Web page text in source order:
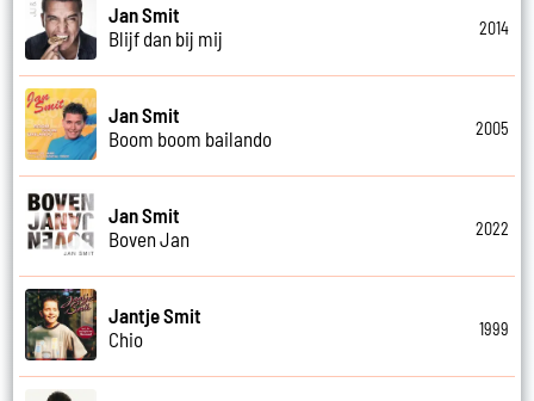
Jan Smit
Blijf dan bij mij
2014
Jan Smit
Boom boom bailando
2005
Jan Smit
Boven Jan
2022
Jantje Smit
Chio
1999